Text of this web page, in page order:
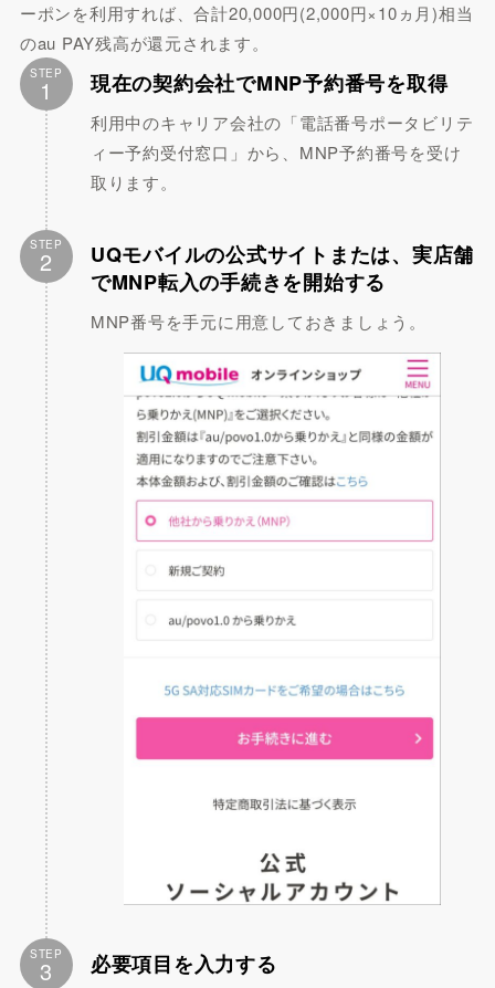
ーポンを利用すれば、合計20,000円(2,000円×10ヵ月)相当
のau PAY残高が還元されます。
STEP
1 現在の契約会社でMNP予約番号を取得
利用中のキャリア会社の「電話番号ポータビリテ
ィー予約受付窓口」から、MNP予約番号を受け
取ります。
STEP
2
UQモバイルの公式サイトまたは、実店舗
でMNP転入の手続きを開始する
MNP番号を手元に用意しておきましょう。
STEP
3 必要項目を入力する